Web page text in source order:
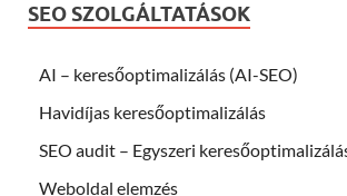
SEO SZOLGÁLTATÁSOK
AI – keresőoptimalizálás (AI-SEO)
Havidíjas keresőoptimalizálás
SEO audit – Egyszeri
Weboldal elemzés